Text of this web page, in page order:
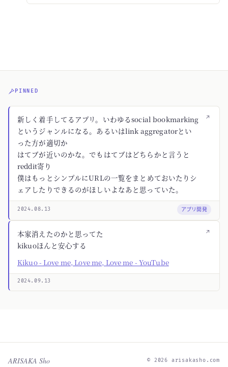
PINNED
↗
新しく着手してるアプリ。いわゆるsocial bookmarking
というジャンルになる。あるいはlink aggregatorとい
った方が適切か
はてブが近いのかな。でもはてブはどちらかと言うと
reddit寄り
僕はもっとシンプルにURLの一覧をまとめておいたりシ
ェアしたりできるのがほしいよなあと思っていた。
2024.08.13 アプリ開発
↗
本家消えたのかと思ってた
kikuoほんと安心する
Kikuo - Love me, Love me, Love me - YouTube
2024.09.13
ARISAKA Sho © 2026 arisakasho.com